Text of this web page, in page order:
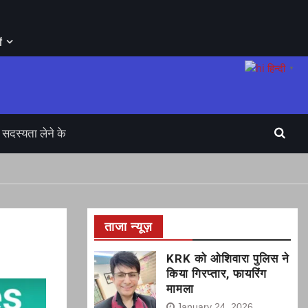
हिन्दी ▼
सदस्यता लेने के
ताजा न्यूज़
KRK को ओशिवारा पुलिस ने
किया गिरप्तार, फायरिंग
मामला